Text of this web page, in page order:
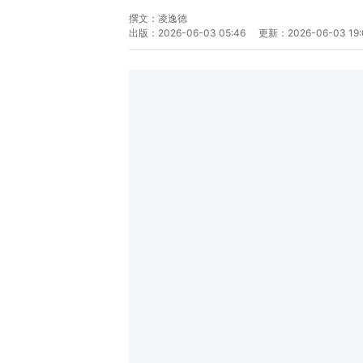
撰文： 凌逸德
出版： 2026-06-03 05:46 更新： 2026-06-03